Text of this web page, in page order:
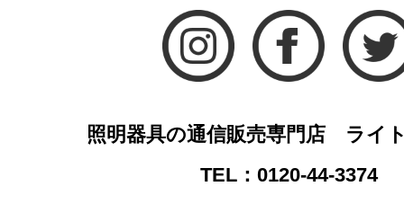
照明器具の通信販売専門店 ライ
TEL：0120-44-3374